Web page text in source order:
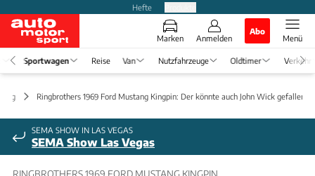
Hefte
Marken Anmelden
Abo
Menü
Sportwagen Reise Van Nutzfahrzeuge Oldtimer Verkehr
Ringbrothers 1969 Ford Mustang Kingpin: Der könnte auch John Wick gefallen
SEMA SHOW IN LAS VEGAS
SEMA Show Las Vegas
RINGBROTHERS 1969 FORD MUSTANG KINGPIN